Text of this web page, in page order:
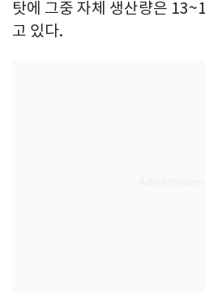
탓에 그중 자체 생산량은
고 있다.